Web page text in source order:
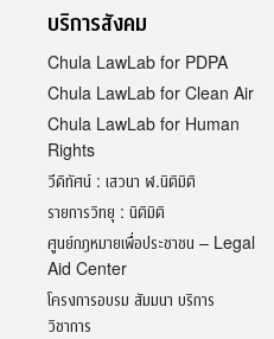
บริการสังคม
Chula LawLab for PDPA
Chula LawLab for Clean Air
Chula LawLab for Human
Rights
วีดิทัศน์ : เสวนา ฬ.นิติมิติ
รายการวิทยุ : นิติมิติ
ศูนย์กฎหมายเพื่อประชาชน – Legal
Aid Center
โครงการอบรม สัมมนา บริการ
วิชาการ